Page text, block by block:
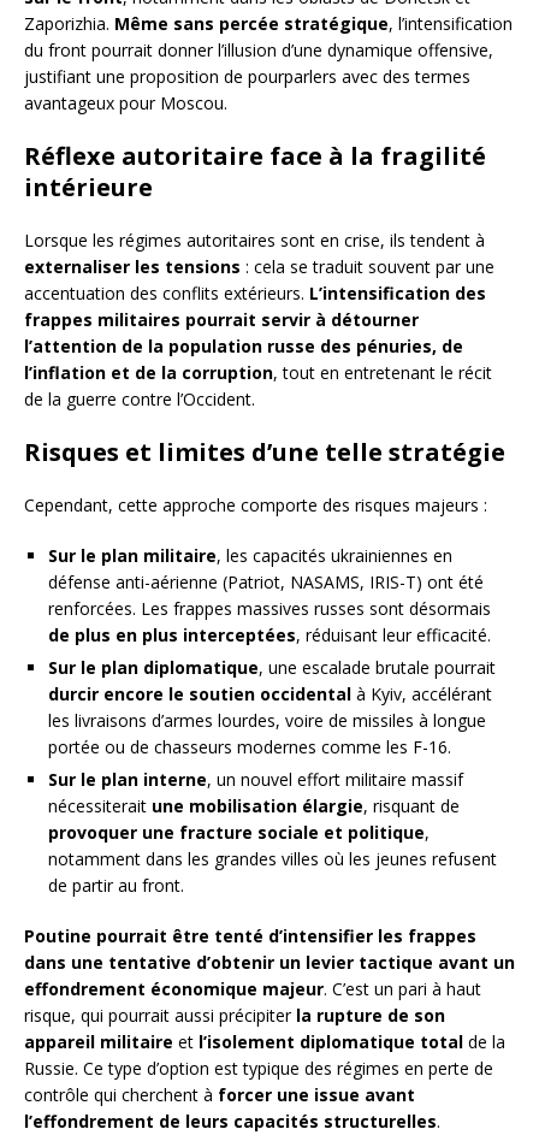
Zaporizhia. Même sans percée stratégique, l’intensification
du front pourrait donner l’illusion d’une dynamique offensive,
justifiant une proposition de pourparlers avec des termes
avantageux pour Moscou.
Réflexe autoritaire face à la fragilité
intérieure
Lorsque les régimes autoritaires sont en crise, ils tendent à
externaliser les tensions : cela se traduit souvent par une
accentuation des conflits extérieurs. L’intensification des
frappes militaires pourrait servir à détourner
l’attention de la population russe des pénuries, de
l’inflation et de la corruption, tout en entretenant le récit
de la guerre contre l’Occident.
Risques et limites d’une telle stratégie
Cependant, cette approche comporte des risques majeurs :
Sur le plan militaire, les capacités ukrainiennes en
défense anti-aérienne (Patriot, NASAMS, IRIS-T) ont été
renforcées. Les frappes massives russes sont désormais
de plus en plus interceptées, réduisant leur efficacité.
Sur le plan diplomatique, une escalade brutale pourrait
durcir encore le soutien occidental à Kyiv, accélérant
les livraisons d’armes lourdes, voire de missiles à longue
portée ou de chasseurs modernes comme les F-16.
Sur le plan interne, un nouvel effort militaire massif
nécessiterait une mobilisation élargie, risquant de
provoquer une fracture sociale et politique,
notamment dans les grandes villes où les jeunes refusent
de partir au front.
Poutine pourrait être tenté d’intensifier les frappes
dans une tentative d’obtenir un levier tactique avant un
effondrement économique majeur. C’est un pari à haut
risque, qui pourrait aussi précipiter la rupture de son
appareil militaire et l’isolement diplomatique total de la
Russie. Ce type d’option est typique des régimes en perte de
contrôle qui cherchent à forcer une issue avant
l’effondrement de leurs capacités structurelles.